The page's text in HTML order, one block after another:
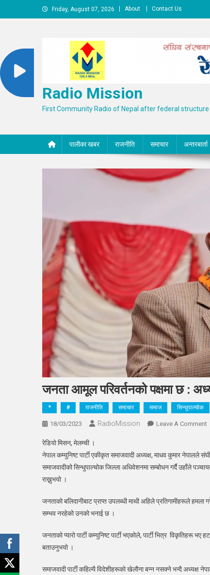
to
Friday, August 07, 2026 About Contact Us
Radio Mission
First Community Radio of Nepal after federal structure
पालीका खबर राजनीति समाचार अन्तरबार्ता
जनता आमूल परिवर्तनको पक्षमा छ :
* # राजनीति समाचार समाज सिन्धुपाल्चोक
18/03/2023 RadioMission Leave A Comment
रेडियो मिसन, मेलम्ची ।
नेपाल कम्युनिष्ट पार्टी एकीकृत समाजवादी अध्यक्ष, माधव कुमार नेपालले
समाजवादीको सिन्धुपाल्चोक जिल्ला अधिवेशनमा सम्बोधन गर्दै उहाँले
राख्नुभयो ।
जनताको बलिदानीबाट प्राप्त उपलब्धी माथी अहिले प्रतिगामीहरूले
सम्भव नरहेको उनको भनाई छ ।
जनताको प्यारो पार्टी कम्युनिष्ट पार्टी भएकोले, पार्टी भित्र विकृतिहरू
बताउनुभयो ।
समाजवादी पार्टी कहिल्यै विदेशीहरूको खेलौना बन्न नसक्ने भन्दै अध्यक्ष